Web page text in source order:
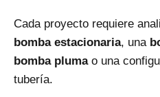
Cada proyecto requiere
bomba estacionaria, una
bomba plumao una
tubería.